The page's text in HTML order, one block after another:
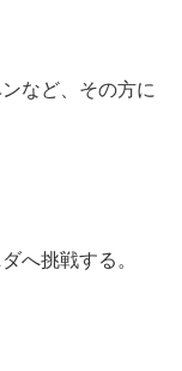
など、その方に
へ挑戦する。